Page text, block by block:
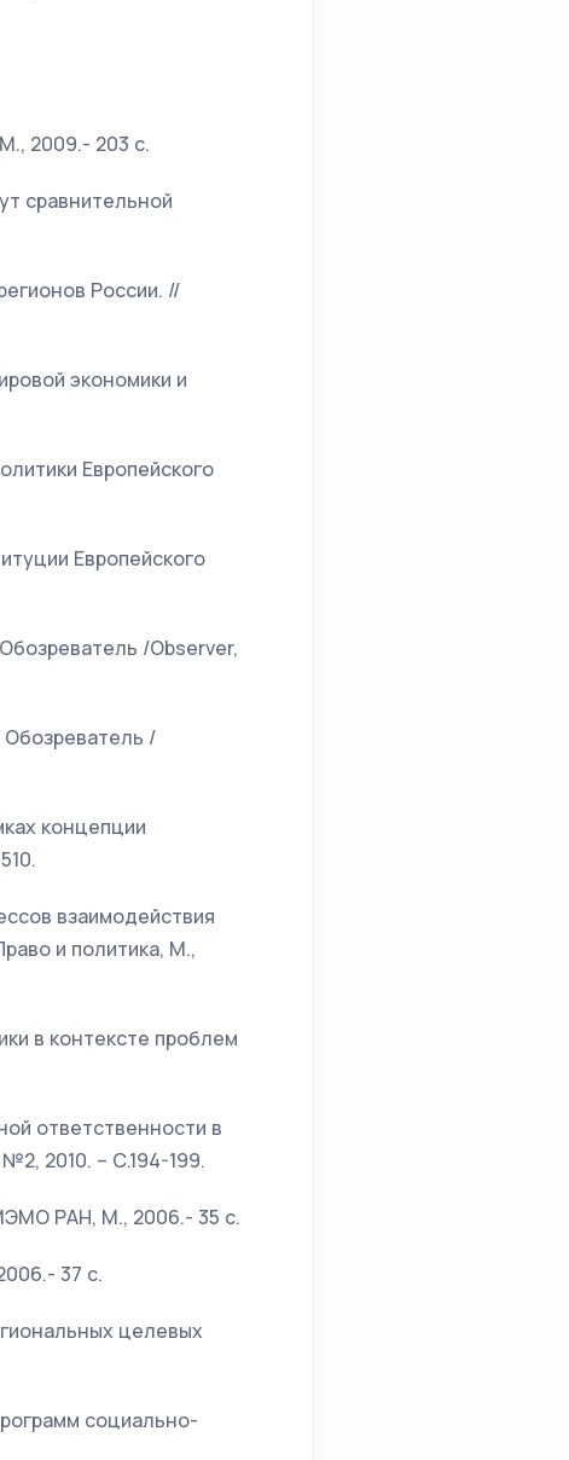
2009.- 203 с.
сравнительной
России. //
экономики и
Европейского
Европейского
/Observer,
Обозреватель /
концепции
взаимодействия
и политика, М.,
в контексте проблем
ответственности в
2010. – С.194-199.
РАН, М., 2006.- 35 с.
37 с.
целевых
социально-